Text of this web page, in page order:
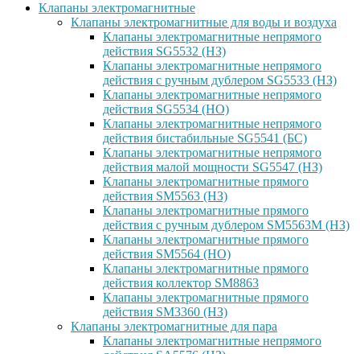
Клапаны электромагнитные
Клапаны электромагнитные для воды и воздуха
Клапаны электромагнитные непрямого
действия SG5532 (НЗ)
Клапаны электромагнитные непрямого
действия с ручным дублером SG5533 (НЗ)
Клапаны электромагнитные непрямого
действия SG5534 (НО)
Клапаны электромагнитные непрямого
действия бистабильные SG5541 (БС)
Клапаны электромагнитные непрямого
действия малой мощности SG5547 (НЗ)
Клапаны электромагнитные прямого
действия SM5563 (НЗ)
Клапаны электромагнитные прямого
действия с ручным дублером SM5563M (НЗ)
Клапаны электромагнитные прямого
действия SM5564 (НО)
Клапаны электромагнитные прямого
дейcтвия коллектор SM8863
Клапаны электромагнитные прямого
действия SM3360 (НЗ)
Клапаны электромагнитные для пара
Клапаны электромагнитные непрямого